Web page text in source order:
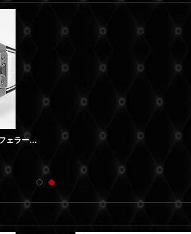
ウブロアフターダイヤ | ビッグバン フェラーリカリフォルニア30 ジャッポーネ HUBLOT時計